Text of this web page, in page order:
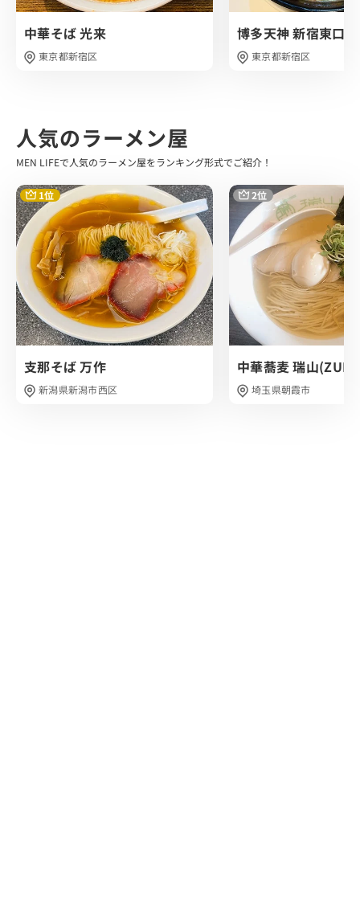
うわあ...うまい...！
そして辛い！
唐辛子と旨味の効いた味噌が調和し合ったまさに辛旨なる
味わいです。
出る味わいへと変化していきました。
歯ごたえ・啜り心地ともに抜群で、辛旨スープともしっか
り絡んだ美味しい麺でした。
トッピングは、 野菜、麻婆豆腐、バター、味玉のラインナ
ップです。
炒められたシャキシャキの野菜やその中のキクラゲのコリ
コリ感、 さらに全体を纏わせる麻婆の旨味に味玉の存在感
やバターのアクセントなど... とにかく一つ一つのトッピン
グが主役級でした。
あっという間の完食です。
退店時には15人前後の行列ができていましたし、店主さん
中華そば 光来
東京都新宿区
博多天神 新宿東口
東京都新宿区
人気のラーメン屋
MEN LIFEで人気のラーメン屋をランキング形式でご紹介！
1位
支那そば 万作
新潟県新潟市西区
2位
中華蕎麦 瑞山
埼玉県朝霞市